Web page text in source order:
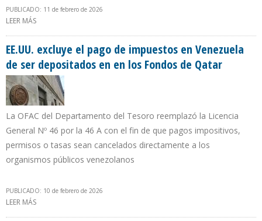
PUBLICADO: 11 de febrero de 2026
LEER MÁS
EE.UU. excluye el pago de impuestos en Venezuela
de ser depositados en en los Fondos de Qatar
La OFAC del Departamento del Tesoro reemplazó la Licencia
General Nº 46 por la 46 A con el fin de que pagos impositivos,
permisos o tasas sean cancelados directamente a los
organismos públicos venezolanos
PUBLICADO: 10 de febrero de 2026
LEER MÁS